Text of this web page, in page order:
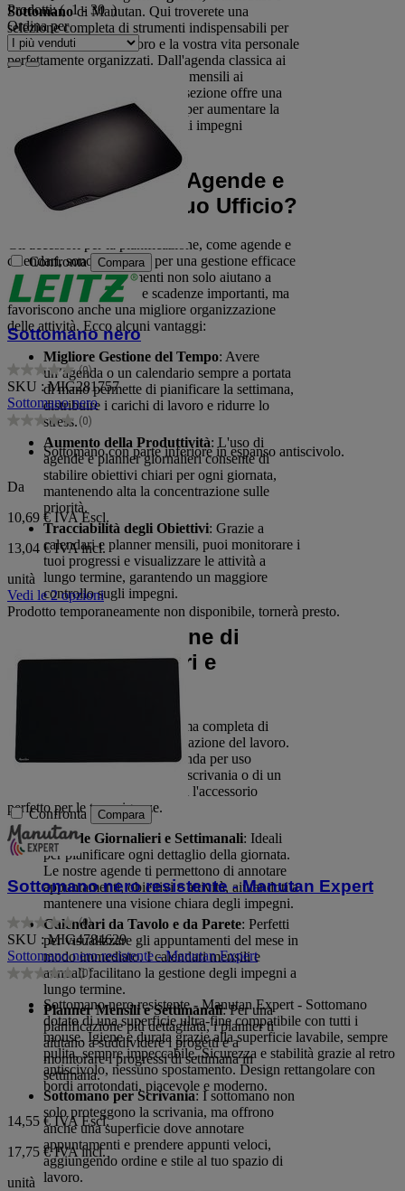
Sottomanodi Manutan. Qui troverete una
selezione completa di strumenti indispensabili per
mantenere il vostro lavoro e la vostra vita personale
perfettamente organizzati. Dall'agenda classica ai
calendari da tavolo, dai planner mensili ai
sottomano da scrivania, questa sezione offre una
vasta gamma di articoli pensati per aumentare la
produttività e tenere traccia degli impegni
quotidiani.
Perché Scegliere Agende e
Calendari per il Tuo Ufficio?
Gli accessori per la pianificazione, come agende e
calendari, sono essenziali per una gestione efficace
del tempo. Questi strumenti non solo aiutano a
ricordare appuntamenti e scadenze importanti, ma
favoriscono anche una migliore organizzazione
delle attività. Ecco alcuni vantaggi:
Migliore Gestione del Tempo: Avere
un’agenda o un calendario sempre a portata
di mano permette di pianificare la settimana,
distribuire i carichi di lavoro e ridurre lo
stress.
Aumento della Produttività: L'uso di
agende e planner giornalieri consente di
stabilire obiettivi chiari per ogni giornata,
mantenendo alta la concentrazione sulle
priorità.
Tracciabilità degli Obiettivi: Grazie a
calendari e planner mensili, puoi monitorare i
tuoi progressi e visualizzare le attività a
lungo termine, garantendo un maggiore
controllo sugli impegni.
La Nostra Selezione di
Agende, Calendari e
Sottomano
Su Manutan offriamo una gamma completa di
prodotti di qualità per l'organizzazione del lavoro.
Che tu abbia bisogno di un’agenda per uso
quotidiano, di un calendario da scrivania o di un
sottomano elegante, qui troverai l'accessorio
perfetto per le tue esigenze.
Agende Giornalieri e Settimanali: Ideali
per pianificare ogni dettaglio della giornata.
Le nostre agende ti permettono di annotare
appuntamenti, obiettivi e attività, aiutandoti a
mantenere una visione chiara degli impegni.
Calendari da Tavolo e da Parete: Perfetti
per visualizzare gli appuntamenti del mese in
modo immediato. I calendari mensili e
annuali facilitano la gestione degli impegni a
lungo termine.
Planner Mensili e Settimanali: Per una
pianificazione più dettagliata, i planner ti
aiutano a suddividere i progetti e a
monitorare i progressi di settimana in
settimana.
Sottomano per Scrivania: I sottomano non
solo proteggono la scrivania, ma offrono
anche una superficie dove annotare
appuntamenti e prendere appunti veloci,
aggiungendo ordine e stile al tuo spazio di
lavoro.
Prodotti:( 1 - 30 )
Ordina per
Confronta Compara
Sottomano nero
(0)
0.0
su
5
stelle.
SKU : MIG281757
Sottomano nero
(0)
0.0
Sottomano con parte inferiore in espanso antiscivolo.
Da
10,69 € IVA Escl.
13,04 € IVA incl.
unità
Vedi le 2 opzioni
Prodotto temporaneamente non disponibile, tornerà presto.
Confronta Compara
Sottomano nero resistente - Manutan Expert
(0)
0.0
su
5
stelle.
SKU : MIG4784629
Sottomano nero resistente - Manutan Expert
(0)
0.0
Sottomano nero resistente - Manutan Expert - Sottomano
dotato di una superficie ultra-fine compatibile con tutti i
mouse. Igiene e durata grazie alla superficie lavabile, sempre
pulita, sempre impeccabile. Sicurezza e stabilità grazie al retro
antiscivolo, nessuno spostamento. Design rettangolare con
bordi arrotondati, piacevole e moderno.
14,55 €IVA Escl.
17,75 € IVA incl.
unità